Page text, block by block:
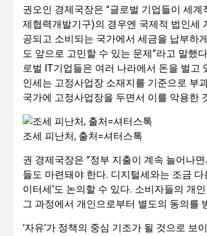
권오인 경제국장은 “글로벌 기업들이 세
제협력개발기구)의 경우엔 국제적 법인세
공되고 소비되는 국가에서 세금을 납부하
도 앞으로 고민할 수 있는 문제”라고 말했
로벌 IT기업들은 여러 나라에서 돈을 벌고
인세는 고정사업장 소재지를 기준으로 부
국가에 고정사업장을 두면서 이를 악용한
조세 피난처, 출처=셔터스톡
권 경제국장은 “정부 지출이 계속 늘어나
들도 마련돼야 한다. 디지털세와는 조금
이터세’도 논의할 수 있다. 소비자들의 개
그 과정에서 개인으로부터 별도의 동의를
‘자유’가 정책의 중심 기조가 될 것으로